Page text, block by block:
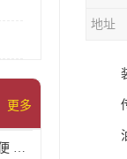
更多
DN80不锈钢鹤管 维修方便 提高输送效率
地址